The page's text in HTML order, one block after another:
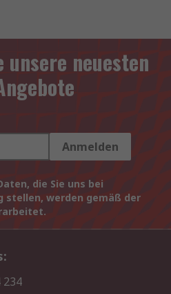
neuesten
Anmelden
die Sie uns bei
stellen, werden gemäß der
234